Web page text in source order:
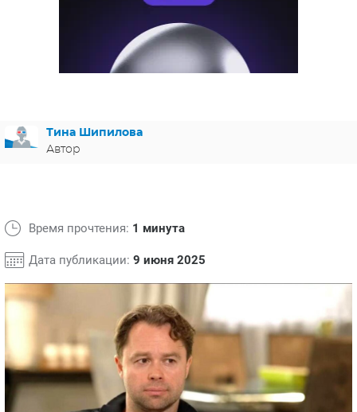
Тина Шипилова
Автор
Время прочтения: 1 минута
Дата публикации: 9 июня 2025